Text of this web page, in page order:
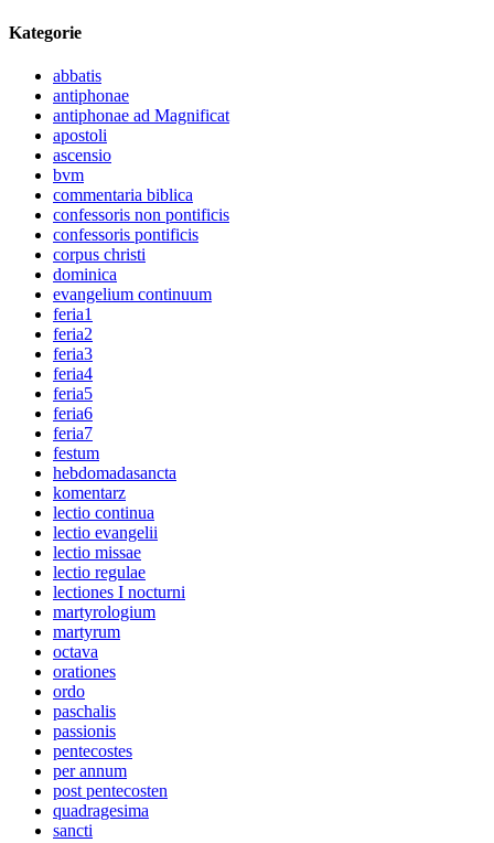
Kategorie
abbatis
antiphonae
antiphonae ad Magnificat
apostoli
ascensio
bvm
commentaria biblica
confessoris non pontificis
confessoris pontificis
corpus christi
dominica
evangelium continuum
feria1
feria2
feria3
feria4
feria5
feria6
feria7
festum
hebdomadasancta
komentarz
lectio continua
lectio evangelii
lectio missae
lectio regulae
lectiones I nocturni
martyrologium
martyrum
octava
orationes
ordo
paschalis
passionis
pentecostes
per annum
post pentecosten
quadragesima
sancti